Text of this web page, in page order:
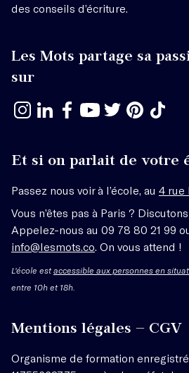
des conseils d’écriture.
Les Mots partage sa
sur
Et si on parlait de votre
Passez nous voir à l’école, au 4 rue
Vous n’êtes pas à Paris ?
Appelez-nous au 09 78 80 21 99
info@lesmots.co . On vous attend !
L'école estaccessible aux personnes en
entre 10h et 18h.
Mentions légales – CGV
Organisme de formation